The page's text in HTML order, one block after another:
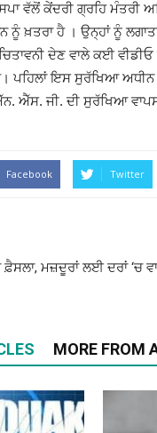
ਵੱਲੋਂ ਕੇਂਦਰੀ ਗ੍ਰਹਿ ਮੰਤਰੀ
ਨੂੰ ਖ਼ਤਰਾ ਹੈ । ਉਨ੍ਹਾਂ ਨੂੰ
ਦੇਣ ਵਾਲੇ ਕਈ
ਪਹਿਲਾਂ ਇਸ ਸੁਰੱਖਿਆ ਅਧੀਨ
ਐੱਸ. ਜੀ. ਦੀ ਸੁਰੱਖਿਆ
Facebook Twitter
ਫ਼ੈਸਲਾ, ਮਜ਼ਦੂਰਾਂ ਲਈ ਦਰਾਂ ‘ਚ
MORE FROM